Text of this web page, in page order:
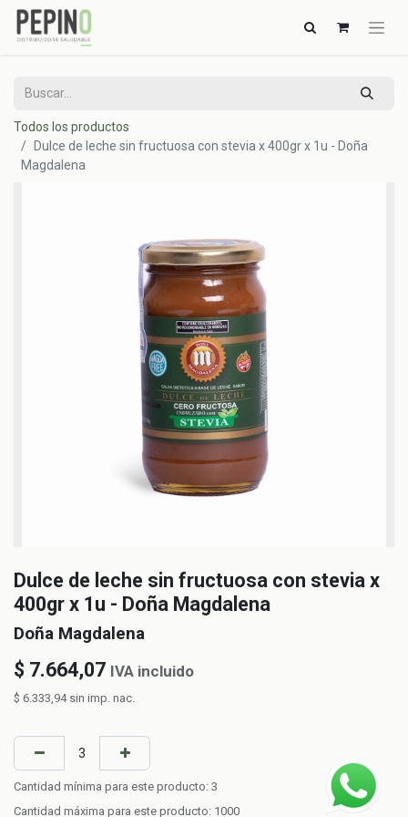
Todos los productos
Dulce de leche sin fructuosa con stevia x 400gr x 1u - Doña
Magdalena
Dulce de leche sin fructuosa con stevia x
400gr x 1u - Doña Magdalena
Doña Magdalena
$ 7.664,07 IVA incluido
$ 6.333,94 sin imp. nac.
Cantidad mínima para este producto: 3
Cantidad máxima para este producto: 1000